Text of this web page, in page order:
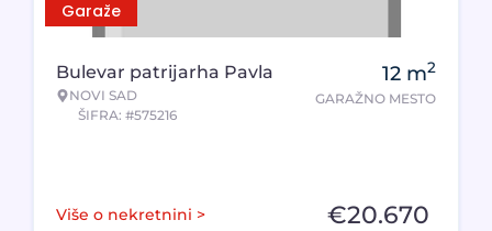
Garaže
Bulevar patrijarha Pavla
NOVI SAD
ŠIFRA: #575216
12 m2
GARAŽNO MESTO
Više o nekretnini > €20.670